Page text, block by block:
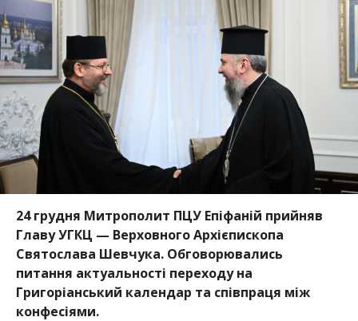
24 грудня Митрополит ПЦУ Епіфаній прийняв
Главу УГКЦ — Верховного Архієпископа
Святослава Шевчука. Обговорювались
питання актуальності переходу на
Григоріанський календар та співпраця між
конфесіями.